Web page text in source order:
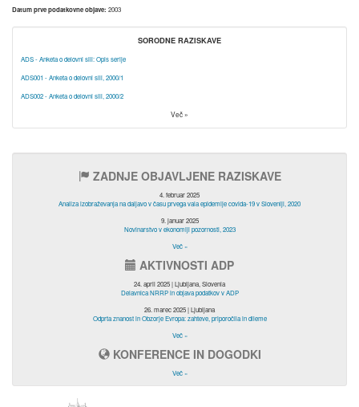
Datum prve podatkovne objave: 2003
SORODNE RAZISKAVE
ADS - Anketa o delovni sili: Opis serije
ADS001 - Anketa o delovni sili, 2000/1
ADS002 - Anketa o delovni sili, 2000/2
Več »
ZADNJE OBJAVLJENE RAZISKAVE
4. februar 2025
Analiza izobraževanja na daljavo v času prvega vala epidemije covida-19 v Sloveniji, 2020
9. januar 2025
Novinarstvo v ekonomiji pozornosti, 2023
Več »
AKTIVNOSTI ADP
24. april 2025 | Ljubljana, Slovenia
Delavnica NRRP in objava podatkov v ADP
26. marec 2025 | Ljubljana
Odprta znanost in Obzorje Evropa: zahteve, priporočila in dileme
Več »
KONFERENCE IN DOGODKI
Več »